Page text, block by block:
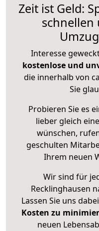
Zeit ist Geld:
schnellen
Interesse
kostenlose und
die innerhalb von
Sie
Probieren Sie es
lieber gleich eine
wünschen,
geschulten
Ihrem neuen
Wir sind für
Recklinghausen
Lassen Sie uns
Kosten zu
neuen